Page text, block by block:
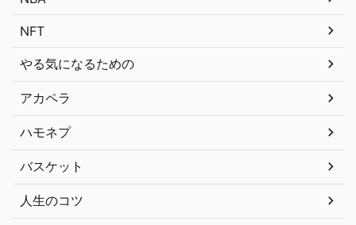
NFT
やる気になるための
アカペラ
ハモネプ
バスケット
人生のコツ